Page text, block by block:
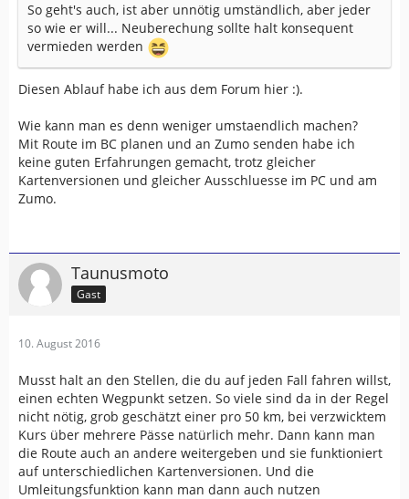
So geht's auch, ist aber unnötig umständlich, aber jeder
so wie er will... Neuberechung sollte halt konsequent
vermieden werden
Diesen Ablauf habe ich aus dem Forum hier :).
Wie kann man es denn weniger umstaendlich machen?
Mit Route im BC planen und an Zumo senden habe ich
keine guten Erfahrungen gemacht, trotz gleicher
Kartenversionen und gleicher Ausschluesse im PC und am
Zumo.
Taunusmoto
Gast
10. August 2016
Musst halt an den Stellen, die du auf jeden Fall fahren willst,
einen echten Wegpunkt setzen. So viele sind da in der Regel
nicht nötig, grob geschätzt einer pro 50 km, bei verzwicktem
Kurs über mehrere Pässe natürlich mehr. Dann kann man
die Route auch an andere weitergeben und sie funktioniert
auf unterschiedlichen Kartenversionen. Und die
Umleitungsfunktion kann man dann auch nutzen